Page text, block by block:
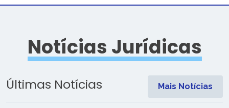
Notícias Jurídicas
Últimas Notícias Mais Notícias